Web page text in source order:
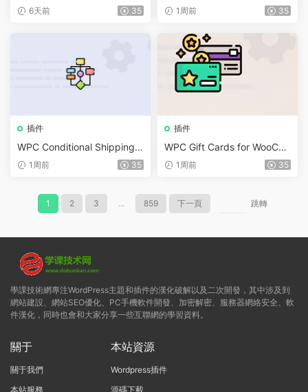
age and Physical Therapist
6天前 35
ion v5.2
1周前 35
插件
WPC Conditional Shipping &
Payments (Premium) v1.0.2
1周前 35
插件
WPC Gift Cards for WooCo
mmerce (Premium) v1.0.2
1周前 35
1 2 3 ... 859 下一頁 跳轉
學課技術網專注WordPress主題和插件的漢化破解以及二次開發，其中涉及到
網站建設、網站SEO優化、PC手機軟件開發、加密解密、服務器網絡安全、軟
件漢化，同時也會和大家分享一些互聯網的學習資料。
關于
關于我們
本站服務
本站資源
Wordpress插件
源碼下載